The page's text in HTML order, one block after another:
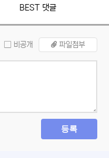
BEST 댓글
비공개 파일첨부
등록